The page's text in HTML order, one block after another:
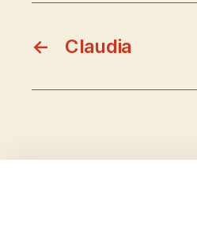
← Claudia